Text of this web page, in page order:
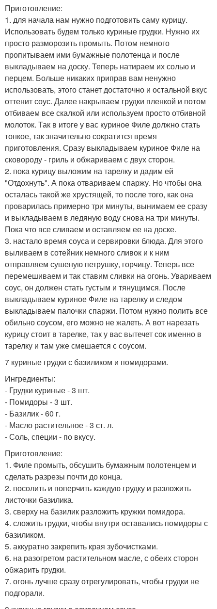
Приготовление:
1. для начала нам нужно подготовить саму курицу.
Использовать будем только куриные грудки. Нужно их
просто разморозить промыть. Потом немного
пропитываем ими бумажные полотенца и после
выкладываем на доску. Теперь натираем их солью и
перцем. Больше никаких приправ вам ненужно
использовать, этого станет достаточно и остальной вкус
оттенит соус. Далее накрываем грудки пленкой и потом
отбиваем все скалкой или используем просто отбивной
молоток. Так в итоге у вас куриное Филе должно стать
тонкое, так значительно сократится время
приготовления. Сразу выкладываем куриное Филе на
сковороду - гриль и обжариваем с двух сторон.
2. пока курицу выложим на тарелку и дадим ей
"Отдохнуть". А пока отвариваем спаржу. Но чтобы она
осталась такой же хрустящей, то после того, как она
проварилась примерно три минуты, вынимаем ее сразу
и выкладываем в ледяную воду снова на три минуты.
Пока что все сливаем и оставляем ее на доске.
3. настало время соуса и сервировки блюда. Для этого
выливаем в сотейник немного сливок и к ним
отправляем сушеную петрушку, горчицу. Теперь все
перемешиваем и так ставим сливки на огонь. Увариваем
соус, он должен стать густым и тянущимся. После
выкладываем куриное Филе на тарелку и следом
выкладываем палочки спаржи. Потом нужно полить все
обильно соусом, его можно не жалеть. А вот нарезать
курицу стоит в тарелке, так у вас вытечет сок именно в
тарелку и там уже смешается с соусом.
7 куриные грудки с базиликом и помидорами.
Ингредиенты:
- Грудки куриные - 3 шт.
- Помидоры - 3 шт.
- Базилик - 60 г.
- Масло растительное - 3 ст. л.
- Соль, специи - по вкусу.
Приготовление:
1. Филе промыть, обсушить бумажным полотенцем и
сделать разрезы почти до конца.
2. посолить и поперчить каждую грудку и разложить
листочки базилика.
3. сверху на базилик разложить кружки помидора.
4. сложить грудки, чтобы внутри оставались помидоры с
базиликом.
5. аккуратно закрепить края зубочистками.
6. на разогретом растительном масле, с обеих сторон
обжарить грудки.
7. огонь лучше сразу отрегулировать, чтобы грудки не
подгорали.